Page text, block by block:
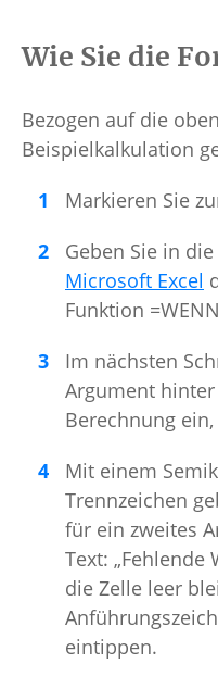
Wie Sie die
Bezogen auf die
Beispielkalkulation
Markieren Sie
Geben Sie in
Microsoft Excel
Funktion
Im nächsten
Argument
Berechnung
Mit einem
Trennzeichen
für ein zweites
Text: „Fehlende
die Zelle leer
eintippen.